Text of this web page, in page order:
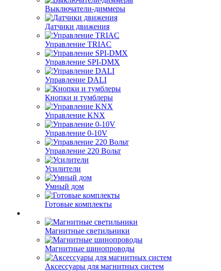
Выключатели-диммеры
Датчики движения
Управление TRIAC
Управление SPI-DMX
Управление DALI
Кнопки и тумблеры
Управление KNX
Управление 0-10V
Управление 220 Вольт
Усилители
Умный дом
Готовые комплекты
Магнитные светильники
Магнитные шинопроводы
Аксессуары для магнитных систем